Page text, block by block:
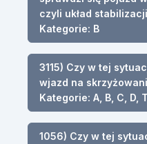
czyli układ
Kategorie: B
3115) Czy w tej
wjazd na
Kategorie: A, B, C, D,
1056) Czy w tej